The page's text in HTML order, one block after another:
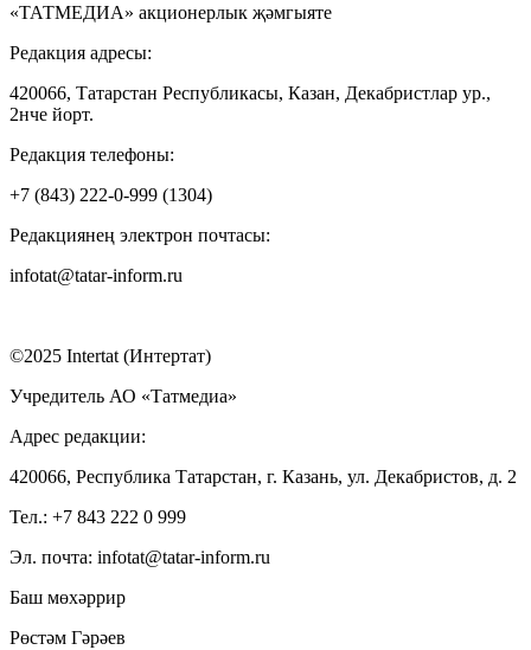
«ТАТМЕДИА» акционерлык җәмгыяте
Редакция адресы:
420066, Татарстан Республикасы, Казан, Декабристлар ур.,
2нче йорт.
Редакция телефоны:
+7 (843) 222-0-999 (1304)
Редакциянең электрон почтасы:
infotat@tatar-inform.ru
©2025 Intertat (Интертат)
Учредитель АО «Татмедиа»
Адрес редакции:
420066, Республика Татарстан, г. Казань, ул. Декабристов, д. 2
Тел.: +7 843 222 0 999
Эл. почта: infotat@tatar-inform.ru
Баш мөхәррир
Рөстәм Гәрәев